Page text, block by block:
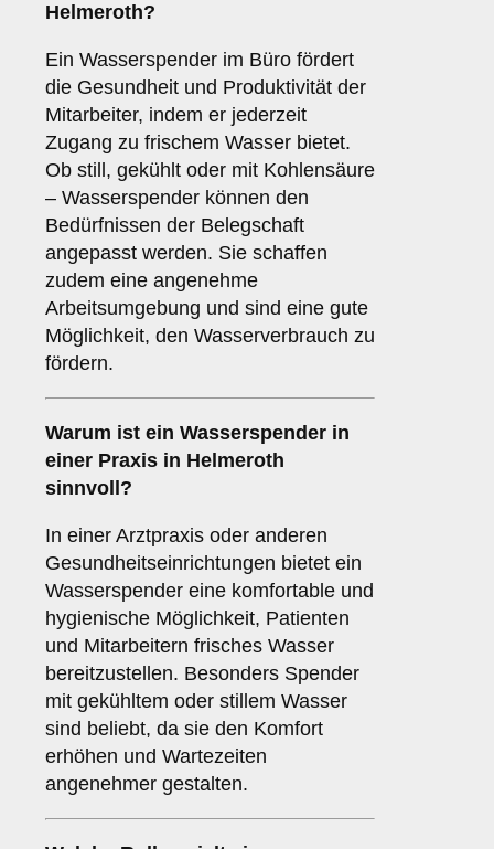
Helmeroth?
Ein Wasserspender im Büro fördert
die Gesundheit und Produktivität der
Mitarbeiter, indem er jederzeit
Zugang zu frischem Wasser bietet.
Ob still, gekühlt oder mit Kohlensäure
– Wasserspender können den
Bedürfnissen der Belegschaft
angepasst werden. Sie schaffen
zudem eine angenehme
Arbeitsumgebung und sind eine gute
Möglichkeit, den Wasserverbrauch zu
fördern.
Warum ist ein Wasserspender in
einer Praxis in Helmeroth
sinnvoll?
In einer Arztpraxis oder anderen
Gesundheitseinrichtungen bietet ein
Wasserspender eine komfortable und
hygienische Möglichkeit, Patienten
und Mitarbeitern frisches Wasser
bereitzustellen. Besonders Spender
mit gekühltem oder stillem Wasser
sind beliebt, da sie den Komfort
erhöhen und Wartezeiten
angenehmer gestalten.